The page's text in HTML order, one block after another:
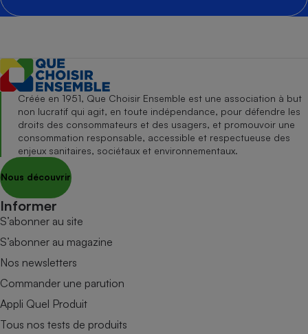
Créée en 1951, Que Choisir Ensemble est une association à but
non lucratif qui agit, en toute indépendance, pour défendre les
droits des consommateurs et des usagers, et promouvoir une
consommation responsable, accessible et respectueuse des
enjeux sanitaires, sociétaux et environnementaux.
Nous découvrir
Informer
S’abonner au site
S’abonner au magazine
Nos newsletters
Commander une parution
Appli Quel Produit
Tous nos tests de produits